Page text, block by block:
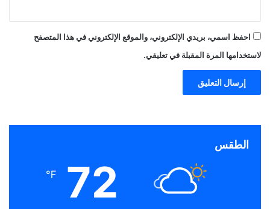
احفظ اسمي، بريدي الإلكتروني، والموقع الإلكتروني في هذا المتصفح
لاستخدامها المرة المقبلة في تعليقي.
الطقس
72
℉